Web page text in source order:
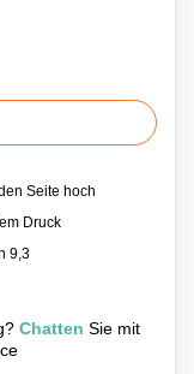
Seite hoch
Druck
9,3
Chatten Sie mit